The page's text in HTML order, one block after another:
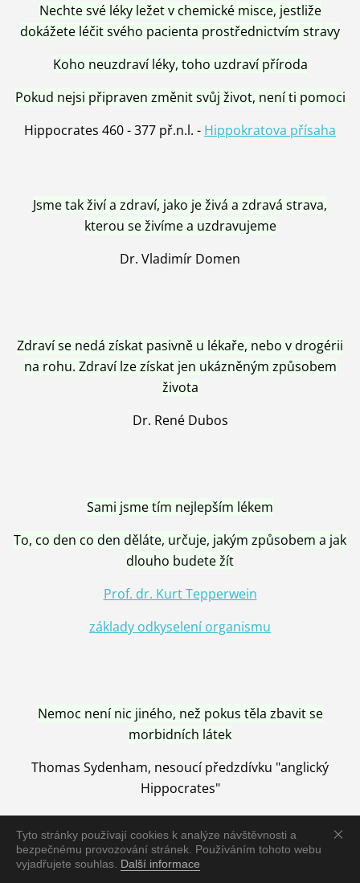
Tyto stránky používají cookies k analýze návštěvnosti a
bezpečnému provozování stránek. Používáním tohoto webu
vyjadřujete souhlas. Další informace
Nechte své léky ležet v chemické misce, jestliže
dokážete léčit svého pacienta prostřednictvím stravy
Koho neuzdraví léky, toho uzdraví příroda
Pokud nejsi připraven změnit svůj život, není ti pomoci
Hippocrates 460 - 377 př.n.l. - Hippokratova přísaha
Jsme tak živí a zdraví, jako je živá a zdravá strava,
kterou se živíme a uzdravujeme
Dr. Vladimír Domen
Zdraví se nedá získat pasivně u lékaře, nebo v drogérii
na rohu. Zdraví lze získat jen ukázněným způsobem
života
Dr. René Dubos
Sami jsme tím nejlepším lékem
To, co den co den děláte, určuje, jakým způsobem a jak
dlouho budete žít
Prof. dr. Kurt Tepperwein
základy odkyselení organismu
Nemoc není nic jiného, než pokus těla zbavit se
morbidních látek
Thomas Sydenham, nesoucí předzdívku "anglický
Hippocrates"
Nemoc je vyléčena jen pomocí Přírody, neutralizací a